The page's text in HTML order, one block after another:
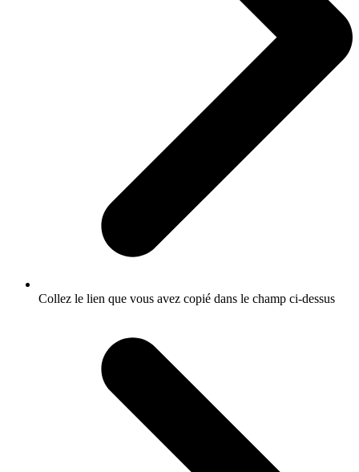
Collez le lien que vous avez copié dans le champ ci-dessus